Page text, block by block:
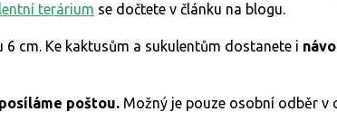
terárium se dočtete v článku na blogu.
6 cm. Ke kaktusům a sukulentům dostanete i
poštou. Možný je pouze osobní odběr v